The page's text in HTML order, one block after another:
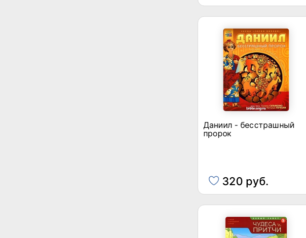
Даниил - бесстрашный
пророк
320 руб.